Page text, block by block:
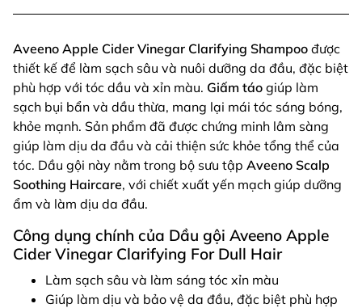
Aveeno Apple Cider Vinegar Clarifying Shampoo được
thiết kế để làm sạch sâu và nuôi dưỡng da đầu, đặc biệt
phù hợp với tóc dầu và xỉn màu. Giấm táo giúp làm
sạch bụi bẩn và dầu thừa, mang lại mái tóc sáng bóng,
khỏe mạnh. Sản phẩm đã được chứng minh lâm sàng
giúp làm dịu da đầu và cải thiện sức khỏe tổng thể của
tóc. Dầu gội này nằm trong bộ sưu tập Aveeno Scalp
Soothing Haircare, với chiết xuất yến mạch giúp dưỡng
ẩm và làm dịu da đầu.
Công dụng chính của Dầu gội Aveeno Apple
Cider Vinegar Clarifying For Dull Hair
Làm sạch sâu và làm sáng tóc xỉn màu
Giúp làm dịu và bảo vệ da đầu, đặc biệt phù hợp